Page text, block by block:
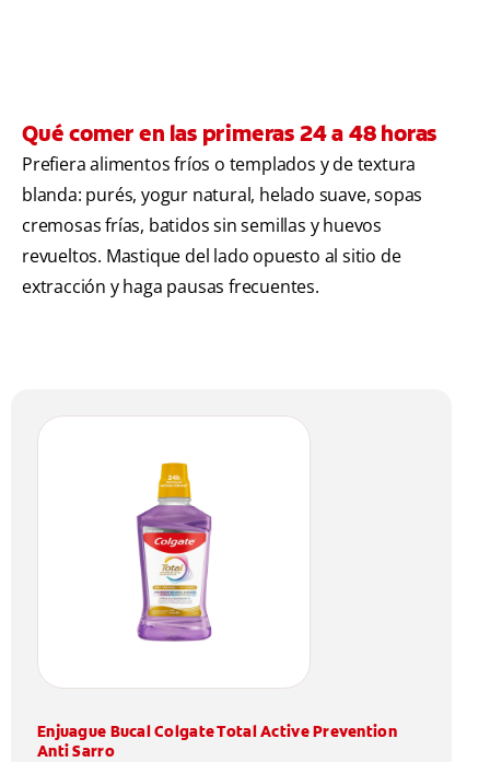
Qué comer en las primeras 24 a 48 horas
Prefiera alimentos fríos o templados y de textura
blanda: purés, yogur natural, helado suave, sopas
cremosas frías, batidos sin semillas y huevos
revueltos. Mastique del lado opuesto al sitio de
extracción y haga pausas frecuentes.
Enjuague Bucal Colgate Total Active Prevention
Anti Sarro